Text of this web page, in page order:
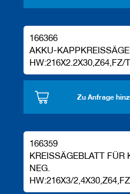
166366
AKKU-
HW:216X2.2X30,Z64,FZ/
Zu Anfrage
166359
KREISSÄGEBLATT FÜR
NEG.
HW:216X3/